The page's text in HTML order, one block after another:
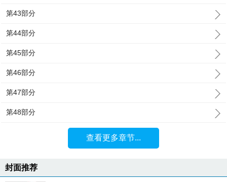
第43部分
第44部分
第45部分
第46部分
第47部分
第48部分
查看更多章节...
封面推荐